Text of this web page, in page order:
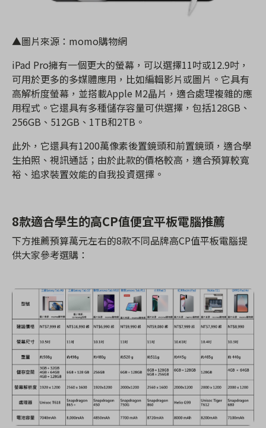
▲圖片來源：momo購物網
iPad Pro擁有一個更大的螢幕，可以選擇11吋或12.9吋，
可用於更多的多媒體應用，比如編輯影片或圖片。它具有
高解析度螢幕，並搭載Apple M2晶片，適合處理複雜的應
用程式。它還具有多種儲存容量可供選擇，包括128GB、
256GB、512GB、1TB和2TB。
此外，它還具有1200萬像素後置鏡頭和前置鏡頭，適合學
生拍照、視訊通話；由於此款的價格較高，適合預算較寬
裕、追求裝置效能的自我投資選擇。
8款適合學生的高CP值便宜平板電腦推薦
下方推薦預算萬元左右的8款不同品牌高CP值平板電腦提
供大家參考選購：